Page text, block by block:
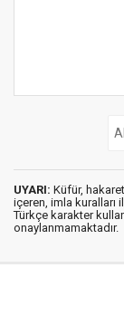
UYARI: Küfür,
içeren, imla kuralları
Türkçe karakter
onaylanmamaktadır.